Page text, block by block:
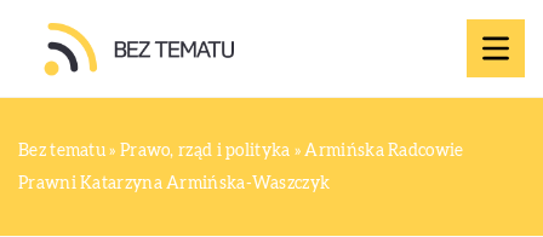
Bez tematu » Prawo, rząd i polityka »Armińska Radcowie
Prawni Katarzyna Armińska-Waszczyk